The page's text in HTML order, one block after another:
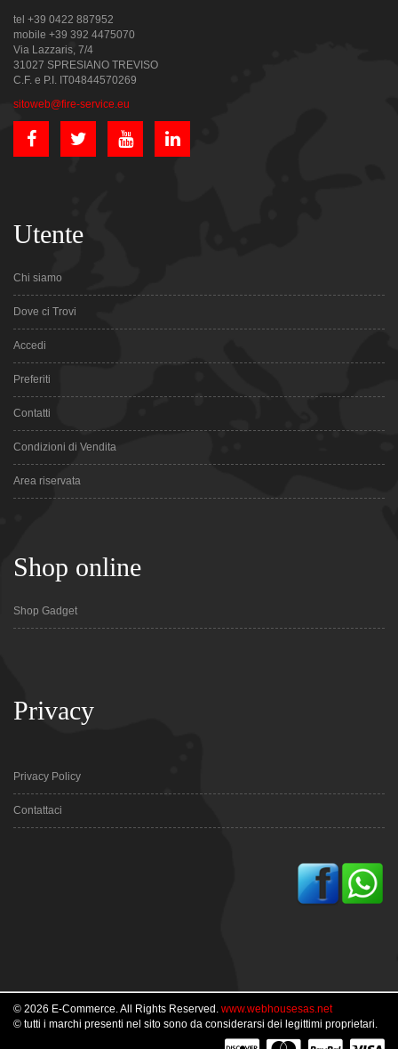
tel +39 0422 887952
mobile +39 392 4475070
Via Lazzaris, 7/4
31027 SPRESIANO TREVISO
C.F. e P.I. IT04844570269
sitoweb@fire-service.eu
Utente
Chi siamo
Dove ci Trovi
Accedi
Preferiti
Contatti
Condizioni di Vendita
Area riservata
Shop online
Shop Gadget
Privacy
Privacy Policy
Contattaci
© 2026 E-Commerce. All Rights Reserved. www.webhousesas.net
© tutti i marchi presenti nel sito sono da considerarsi dei legittimi proprietari.